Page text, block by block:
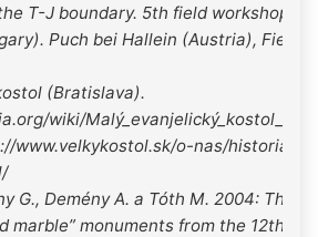
T-J boundary. 5th field workshop
Puch bei Hallein (Austria), Field
(Bratislava).
wiki/
www.velkykostol.sk/o-nas/historia-
G., Demény A. a Tóth M. 2004: The
marble” monuments from the 12th-